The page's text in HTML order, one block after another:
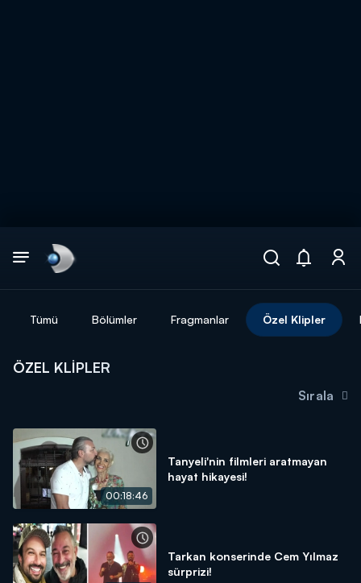
DİĞER SONUÇLAR
Tümü Bölümler Fragmanlar Özel Klipler
ÖZEL KLIPLER
Sırala
00:18:46
Tanyeli'nin filmleri aratmayan
hayat hikayesi!
Tarkan konserinde Cem Yılmaz
sürprizi!